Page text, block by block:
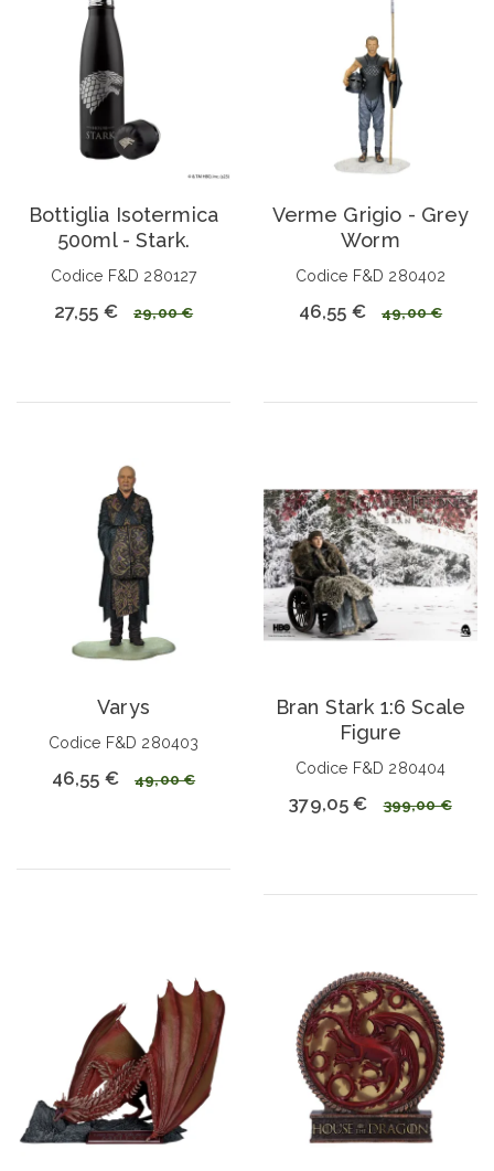
Bottiglia Isotermica
500ml - Stark.
Codice F&D 280127
27,55 € 29,00 €
Verme Grigio - Grey
Worm
Codice F&D 280402
46,55 € 49,00 €
Varys
Codice F&D 280403
46,55 € 49,00 €
Bran Stark 1:6 Scale
Figure
Codice F&D 280404
379,05 € 399,00 €